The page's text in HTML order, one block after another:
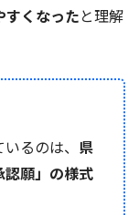
すくなったと理解
るのは、 県
願」の様式